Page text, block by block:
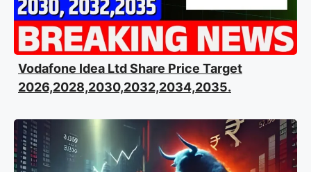
Vodafone Idea Ltd Share Price Target
2026,2028,2030,2032,2034,2035.